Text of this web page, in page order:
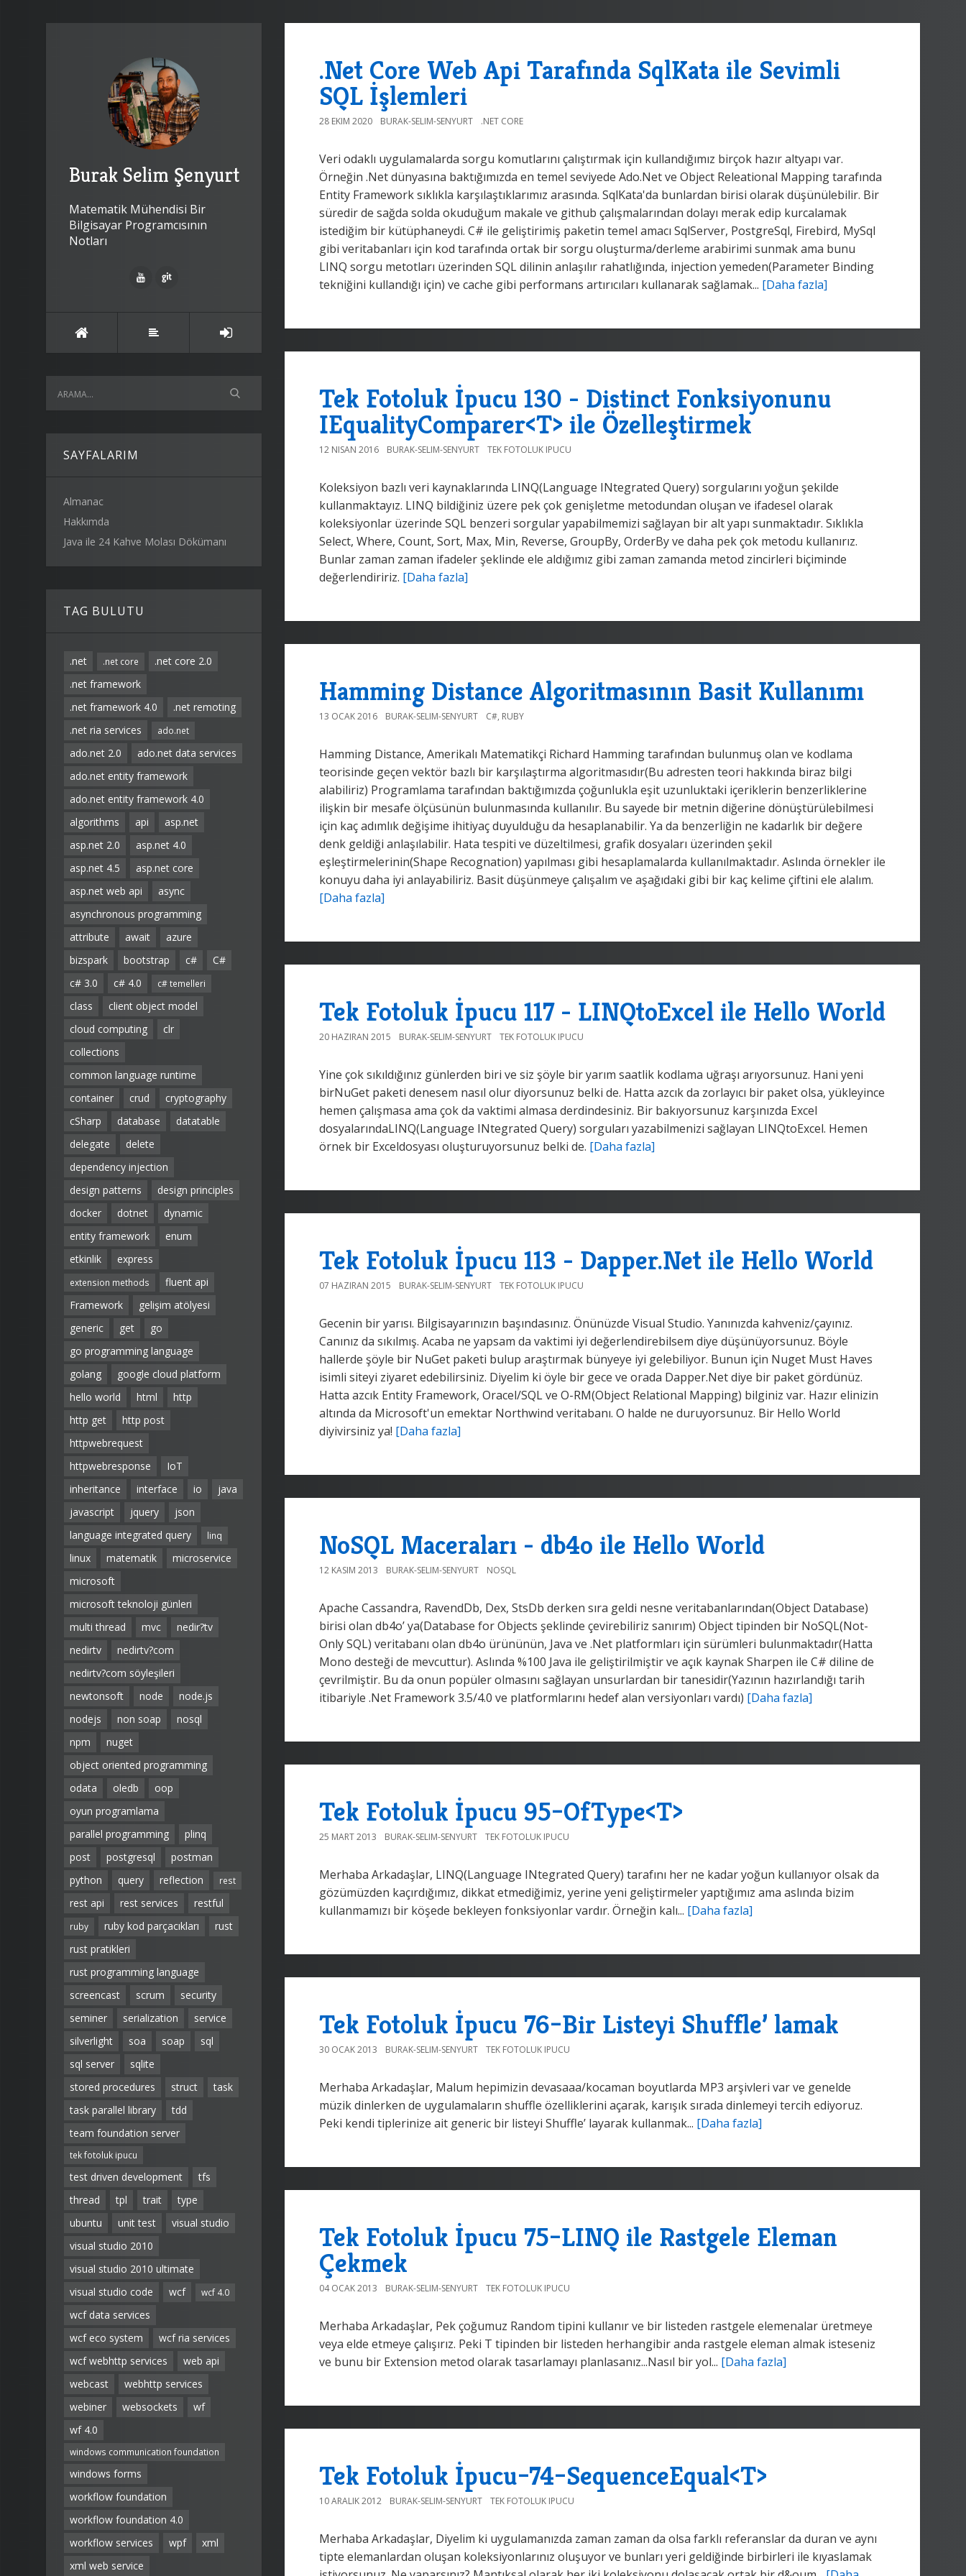
Burak Selim Şenyurt
Matematik Mühendisi Bir
Bilgisayar Programcısının
Notları
SAYFALARIM
Almanac
Hakkımda
Java ile 24 Kahve Molası Dökümanı
TAG BULUTU
.net .net core
.net core 2.0
.net framework
.net framework 4.0
.net remoting
.net ria services
ado.net
ado.net 2.0
ado.net data services
ado.net entity framework
ado.net entity framework 4.0
algorithms
api
asp.net
asp.net 2.0
asp.net 4.0
asp.net 4.5
asp.net core
asp.net web api
async
asynchronous programming
attribute
await
azure
bizspark
bootstrap c#
C#
c# 3.0
c# 4.0 c# temelleri
class
client object model
cloud computing
clr
collections
common language runtime
container
crud
cryptography
cSharp
database
datatable
delegate
delete
dependency injection
design patterns
design principles
docker
dotnet
dynamic
entity framework
enum
etkinlik
express
extension methods
fluent api
Framework
gelişim atölyesi
generic
get
go
go programming language
golang
google cloud platform
hello world
html
http
http get
http post
httpwebrequest
httpwebresponse
IoT
inheritance
interface io
java
javascript
jquery
json
language integrated query
linq
linux matematik
microservice
microsoft
microsoft teknoloji günleri
multi thread
mvc
nedir?tv
nedirtv
nedirtv?com
nedirtv?com söyleşileri
newtonsoft
node
node.js
nodejs
non soap
nosql
npm
nuget
object oriented programming
odata
oledb
oop
oyun programlama
parallel programming
plinq
post
postgresql
postman
python
query reflection rest
rest api rest services restful
ruby ruby kod parçacıkları
rust
rust pratikleri
rust programming language
screencast
scrum
security
seminer
serialization
service
silverlight
soa soap
sql
sql server
sqlite
stored procedures
struct
task
task parallel library
tdd
team foundation server
tek fotoluk ipucu
test driven development
tfs
thread
tpl trait
type
ubuntu
unit test
visual studio
visual studio 2010
visual studio 2010 ultimate
visual studio code
wcf wcf 4.0
wcf data services
wcf eco system
wcf ria services
wcf webhttp services
web api
webcast
webhttp services
webiner
websockets
wf
wf 4.0
windows communication foundation
windows forms
workflow foundation
workflow foundation 4.0
workflow services
wpf
xml
xml web service
.Net Core Web Api Tarafında SqlKata ile Sevimli
SQL İşlemleri
28 EKIM 2020 BURAK-SELIM-SENYURT .NET CORE
Veri odaklı uygulamalarda sorgu komutlarını çalıştırmak için kullandığımız birçok hazır altyapı var.
Örneğin .Net dünyasına baktığımızda en temel seviyede Ado.Net ve Object Releational Mapping tarafında
Entity Framework sıklıkla karşılaştıklarımız arasında. SqlKata'da bunlardan birisi olarak düşünülebilir. Bir
süredir de sağda solda okuduğum makale ve github çalışmalarından dolayı merak edip kurcalamak
istediğim bir kütüphaneydi. C# ile geliştirimiş paketin temel amacı SqlServer, PostgreSql, Firebird, MySql
gibi veritabanları için kod tarafında ortak bir sorgu oluşturma/derleme arabirimi sunmak ama bunu
LINQ sorgu metotları üzerinden SQL dilinin anlaşılır rahatlığında, injection yemeden(Parameter Binding
tekniğini kullandığı için) ve cache gibi performans artırıcıları kullanarak sağlamak... [Daha fazla]
Tek Fotoluk İpucu 130 - Distinct Fonksiyonunu
IEqualityComparer<T> ile Özelleştirmek
12 NISAN 2016 BURAK-SELIM-SENYURT TEK FOTOLUK IPUCU
Koleksiyon bazlı veri kaynaklarında LINQ(Language INtegrated Query) sorgularını yoğun şekilde
kullanmaktayız. LINQ bildiğiniz üzere pek çok genişletme metodundan oluşan ve ifadesel olarak
koleksiyonlar üzerinde SQL benzeri sorgular yapabilmemizi sağlayan bir alt yapı sunmaktadır. Sıklıkla
Select, Where, Count, Sort, Max, Min, Reverse, GroupBy, OrderBy ve daha pek çok metodu kullanırız.
Bunlar zaman zaman ifadeler şeklinde ele aldığımız gibi zaman zamanda metod zincirleri biçiminde
değerlendiririz. [Daha fazla]
Hamming Distance Algoritmasının Basit Kullanımı
13 OCAK 2016 BURAK-SELIM-SENYURT C#, RUBY
Hamming Distance, Amerikalı Matematikçi Richard Hamming tarafından bulunmuş olan ve kodlama
teorisinde geçen vektör bazlı bir karşılaştırma algoritmasıdır(Bu adresten teori hakkında biraz bilgi
alabiliriz) Programlama tarafından baktığımızda çoğunlukla eşit uzunluktaki içeriklerin benzerliklerine
ilişkin bir mesafe ölçüsünün bulunmasında kullanılır. Bu sayede bir metnin diğerine dönüştürülebilmesi
için kaç adımlık değişime ihitiyaç duyulduğu da hesaplanabilir. Ya da benzerliğin ne kadarlık bir değere
denk geldiği anlaşılabilir. Hata tespiti ve düzeltilmesi, grafik dosyaları üzerinden şekil
eşleştirmelerinin(Shape Recognation) yapılması gibi hesaplamalarda kullanılmaktadır. Aslında örnekler ile
konuyu daha iyi anlayabiliriz. Basit düşünmeye çalışalım ve aşağıdaki gibi bir kaç kelime çiftini ele alalım.
[Daha fazla]
Tek Fotoluk İpucu 117 - LINQtoExcel ile Hello World
20 HAZIRAN 2015 BURAK-SELIM-SENYURT TEK FOTOLUK IPUCU
Yine çok sıkıldığınız günlerden biri ve siz şöyle bir yarım saatlik kodlama uğraşı arıyorsunuz. Hani yeni
birNuGet paketi denesem nasıl olur diyorsunuz belki de. Hatta azcık da zorlayıcı bir paket olsa, yükleyince
hemen çalışmasa ama çok da vaktimi almasa derdindesiniz. Bir bakıyorsunuz karşınızda Excel
dosyalarındaLINQ(Language INtegrated Query) sorguları yazabilmenizi sağlayan LINQtoExcel. Hemen
örnek bir Exceldosyası oluşturuyorsunuz belki de. [Daha fazla]
Tek Fotoluk İpucu 113 - Dapper.Net ile Hello World
07 HAZIRAN 2015 BURAK-SELIM-SENYURT TEK FOTOLUK IPUCU
Gecenin bir yarısı. Bilgisayarınızın başındasınız. Önünüzde Visual Studio. Yanınızda kahveniz/çayınız.
Canınız da sıkılmış. Acaba ne yapsam da vaktimi iyi değerlendirebilsem diye düşünüyorsunuz. Böyle
hallerde şöyle bir NuGet paketi bulup araştırmak bünyeye iyi gelebiliyor. Bunun için Nuget Must Haves
isimli siteyi ziyaret edebilirsiniz. Diyelim ki öyle bir gece ve orada Dapper.Net diye bir paket gördünüz.
Hatta azcık Entity Framework, Oracel/SQL ve O-RM(Object Relational Mapping) bilginiz var. Hazır elinizin
altında da Microsoft'un emektar Northwind veritabanı. O halde ne duruyorsunuz. Bir Hello World
diyivirsiniz ya! [Daha fazla]
NoSQL Maceraları - db4o ile Hello World
12 KASIM 2013 BURAK-SELIM-SENYURT NOSQL
Apache Cassandra, RavendDb, Dex, StsDb derken sıra geldi nesne veritabanlarından(Object Database)
birisi olan db4o’ ya(Database for Objects şeklinde çevirebiliriz sanırım) Object tipinden bir NoSQL(Not-
Only SQL) veritabanı olan db4o ürününün, Java ve .Net platformları için sürümleri bulunmaktadır(Hatta
Mono desteği de mevcuttur). Aslında %100 Java ile geliştirilmiştir ve açık kaynak Sharpen ile C# diline de
çevrilmiştir. Bu da onun popüler olmasını sağlayan unsurlardan bir tanesidir(Yazının hazırlandığı tarih
itibariyle .Net Framework 3.5/4.0 ve platformlarını hedef alan versiyonları vardı) [Daha fazla]
Tek Fotoluk İpucu 95–OfType<T>
25 MART 2013 BURAK-SELIM-SENYURT TEK FOTOLUK IPUCU
Merhaba Arkadaşlar, LINQ(Language INtegrated Query) tarafını her ne kadar yoğun kullanıyor olsak da
gözümüzden kaçırdığımız, dikkat etmediğimiz, yerine yeni geliştirmeler yaptığımız ama aslında bizim
kullanmamızı bir köşede bekleyen fonksiyonlar vardır. Örneğin kalı... [Daha fazla]
Tek Fotoluk İpucu 76–Bir Listeyi Shuffle’ lamak
30 OCAK 2013 BURAK-SELIM-SENYURT TEK FOTOLUK IPUCU
Merhaba Arkadaşlar, Malum hepimizin devasaaa/kocaman boyutlarda MP3 arşivleri var ve genelde
müzik dinlerken de uygulamaların shuffle özelliklerini açarak, karışık sırada dinlemeyi tercih ediyoruz.
Peki kendi tiplerinize ait generic bir listeyi Shuffle’ layarak kullanmak... [Daha fazla]
Tek Fotoluk İpucu 75–LINQ ile Rastgele Eleman
Çekmek
04 OCAK 2013 BURAK-SELIM-SENYURT TEK FOTOLUK IPUCU
Merhaba Arkadaşlar, Pek çoğumuz Random tipini kullanır ve bir listeden rastgele elemenalar üretmeye
veya elde etmeye çalışırız. Peki T tipinden bir listeden herhangibir anda rastgele eleman almak isteseniz
ve bunu bir Extension metod olarak tasarlamayı planlasanız...Nasıl bir yol... [Daha fazla]
Tek Fotoluk İpucu–74–SequenceEqual<T>
10 ARALIK 2012 BURAK-SELIM-SENYURT TEK FOTOLUK IPUCU
Merhaba Arkadaşlar, Diyelim ki uygulamanızda zaman zaman da olsa farklı referanslar da duran ve aynı
tipte elemanlardan oluşan koleksiyonlarınız oluşuyor ve bunları yeri geldiğinde birbirleri ile kıyaslamak